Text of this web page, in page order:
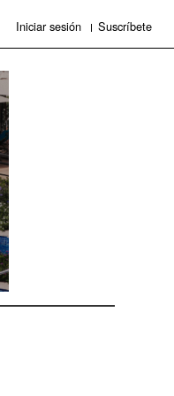
Iniciar sesión Suscríbete